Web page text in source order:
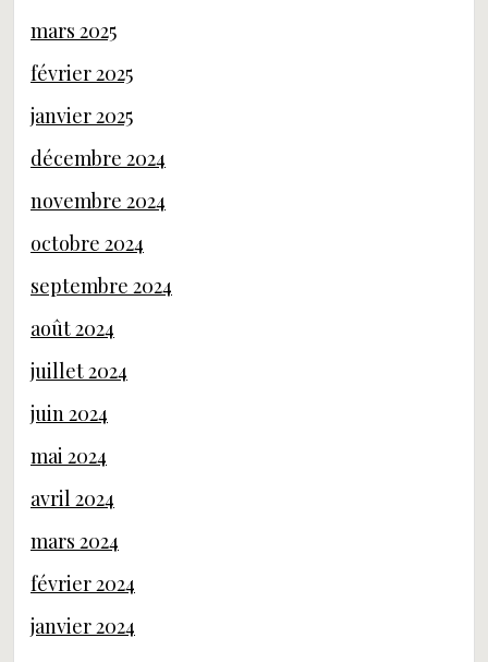
mars 2025
février 2025
janvier 2025
décembre 2024
novembre 2024
octobre 2024
septembre 2024
août 2024
juillet 2024
juin 2024
mai 2024
avril 2024
mars 2024
février 2024
janvier 2024